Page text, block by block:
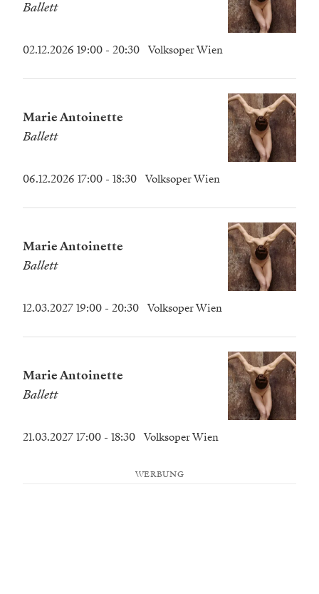
Ballett
02.12.2026 19:00 - 20:30 Volksoper Wien
Marie Antoinette
Ballett
06.12.2026 17:00 - 18:30 Volksoper Wien
Marie Antoinette
Ballett
12.03.2027 19:00 - 20:30 Volksoper Wien
Marie Antoinette
Ballett
21.03.2027 17:00 - 18:30 Volksoper Wien
WERBUNG